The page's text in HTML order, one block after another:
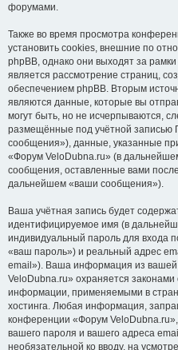
форумами.
Также во время просмотра
установить cookies, внешние по
phpBB, однако они выходят за
является рассмотрение страниц,
обеспечением phpBB. Вторым
являются данные, которые вы
могут быть, но не исчерпываются,
размещённые под учётной записью
сообщения»), данные, указанные
«Форум VeloDubna.ru» (в
сообщения, оставленные вами
дальнейшем «ваши сообщения»).
Ваша учётная запись будет
идентифицируемое имя (в
индивидуальный пароль для входа
«ваш пароль») и реальный адрес
email»). Ваша информация из
VeloDubna.ru» охраняется
информации, применяемыми в
хостинга. Любая информация,
конференции «Форум
вашего пароля и вашего адреса
необязательной ко вводу, на